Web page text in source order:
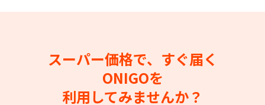
スーパー価格で、すぐ届く
ONIGOを
利用してみませんか？